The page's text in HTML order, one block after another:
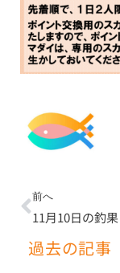
Prev
前へ
過去の記事